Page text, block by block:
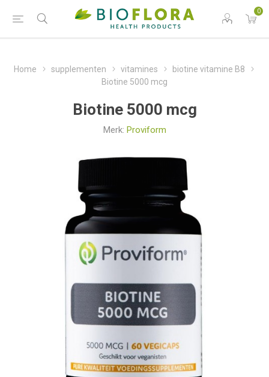
0
Home supplementen vitamines
biotine vitamine B8
Biotine 5000 mcg
Biotine 5000 mcg
Merk: Proviform